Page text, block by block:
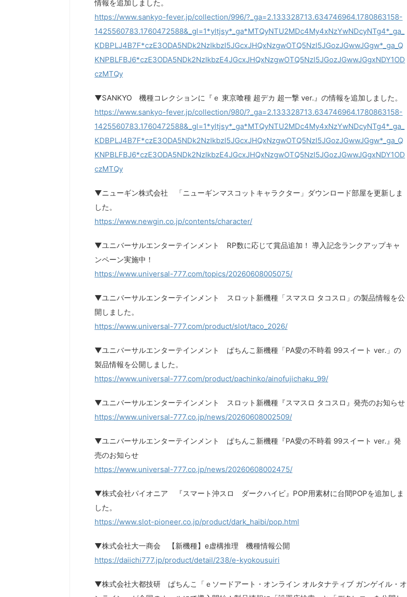
情報を追加しました。
https://www.sankyo-fever.jp/collection/996/?_ga=2.133328713.634746964.1780863158-
1425560783.1760472588&_gl=1*yltjsy*_ga*MTQyNTU2MDc4My4xNzYwNDcyNTg4*_ga_
KDBPLJ4B7F*czE3ODA5NDk2NzIkbzI5JGcxJHQxNzgwOTQ5NzI5JGozJGwwJGgw*_ga_Q
KNPBLFBJ6*czE3ODA5NDk2NzIkbzE4JGcxJHQxNzgwOTQ5NzI5JGozJGwwJGgxNDY1OD
czMTQy
▼SANKYO 機種コレクションに『ｅ 東京喰種 超デカ 超一撃 ver.』の情報を追加しました。
https://www.sankyo-fever.jp/collection/980/?_ga=2.133328713.634746964.1780863158-
1425560783.1760472588&_gl=1*yltjsy*_ga*MTQyNTU2MDc4My4xNzYwNDcyNTg4*_ga_
KDBPLJ4B7F*czE3ODA5NDk2NzIkbzI5JGcxJHQxNzgwOTQ5NzI5JGozJGwwJGgw*_ga_Q
KNPBLFBJ6*czE3ODA5NDk2NzIkbzE4JGcxJHQxNzgwOTQ5NzI5JGozJGwwJGgxNDY1OD
czMTQy
▼ニューギン株式会社 「ニューギンマスコットキャラクター」ダウンロード部屋を更新しま
した。
https://www.newgin.co.jp/contents/character/
▼ユニバーサルエンターテインメント RP数に応じて賞品追加！ 導入記念ランクアップキャ
ンペーン実施中！
https://www.universal-777.com/topics/20260608005075/
▼ユニバーサルエンターテインメント スロット新機種「スマスロ タコスロ」の製品情報を公
開しました。
https://www.universal-777.com/product/slot/taco_2026/
▼ユニバーサルエンターテインメント ぱちんこ新機種「PA愛の不時着 99スイート ver.」の
製品情報を公開しました。
https://www.universal-777.com/product/pachinko/ainofujichaku_99/
▼ユニバーサルエンターテインメント スロット新機種『スマスロ タコスロ』発売のお知らせ
https://www.universal-777.co.jp/news/20260608002509/
▼ユニバーサルエンターテインメント ぱちんこ新機種『PA愛の不時着 99スイート ver.』発
売のお知らせ
https://www.universal-777.co.jp/news/20260608002475/
▼株式会社パイオニア 『スマート沖スロ ダークハイビ』POP用素材に台間POPを追加しま
した。
https://www.slot-pioneer.co.jp/product/dark_haibi/pop.html
▼株式会社大一商会 【新機種】e虚構推理 機種情報公開
https://daiichi777.jp/product/detail/238/e-kyokousuiri
▼株式会社大都技研 ぱちんこ「ｅソードアート・オンライン オルタナティブ ガンゲイル・オ